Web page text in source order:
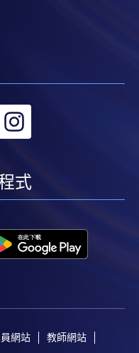
轉
式
網站 教師網站